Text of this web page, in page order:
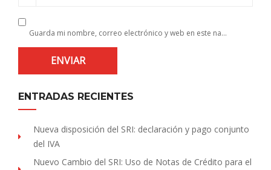
Guarda mi nombre, correo electrónico y web en este navegador para la próxima vez que comente.
ENTRADAS RECIENTES
Nueva disposición del SRI: declaración y pago conjunto
del IVA
Nuevo Cambio del SRI: Uso de Notas de Crédito para el